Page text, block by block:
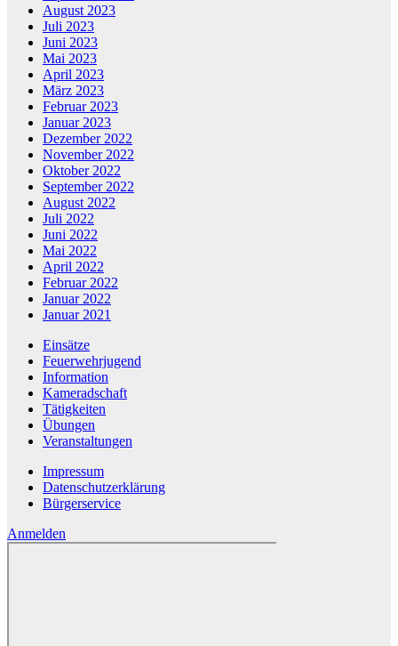
August 2023
Juli 2023
Juni 2023
Mai 2023
April 2023
März 2023
Februar 2023
Januar 2023
Dezember 2022
November 2022
Oktober 2022
September 2022
August 2022
Juli 2022
Juni 2022
Mai 2022
April 2022
Februar 2022
Januar 2022
Januar 2021
Einsätze
Feuerwehrjugend
Information
Kameradschaft
Tätigkeiten
Übungen
Veranstaltungen
Impressum
Datenschutzerklärung
Bürgerservice
Anmelden